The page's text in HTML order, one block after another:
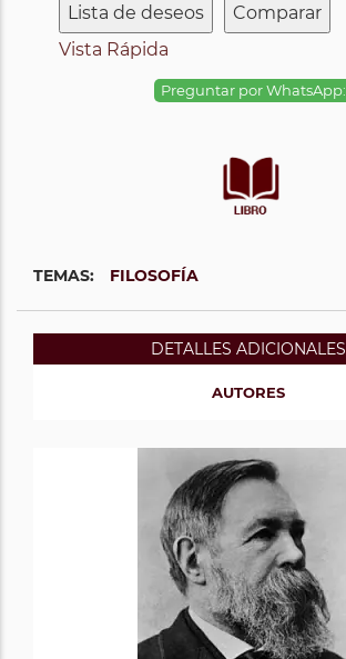
Lista de deseos
Comparar
Vista Rápida
Preguntar por WhatsApp:
TEMAS: FILOSOFÍA
DETALLES ADICIONALES
AUTORES